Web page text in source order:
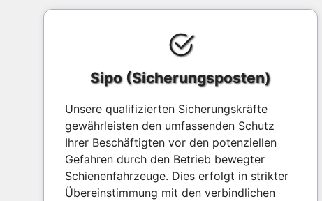
Sipo (Sicherungsposten)
Unsere qualifizierten Sicherungskräfte
gewährleisten den umfassenden Schutz
Ihrer Beschäftigten vor den potenziellen
Gefahren durch den Betrieb bewegter
Schienenfahrzeuge. Dies erfolgt in strikter
Übereinstimmung mit den verbindlichen